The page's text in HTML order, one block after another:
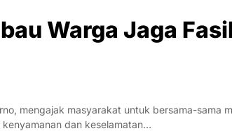
Warga Jaga
mengajak masyarakat untuk bersama-sama
dan keselamatan…